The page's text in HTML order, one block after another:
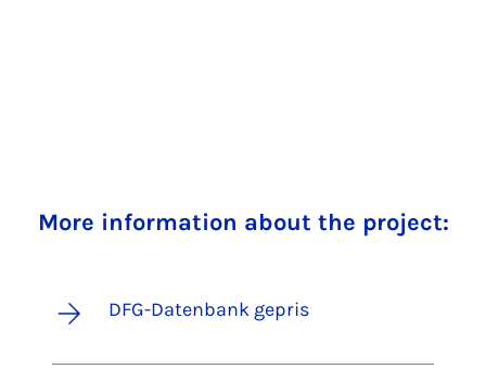
More information about the project:
DFG-Datenbank gepris